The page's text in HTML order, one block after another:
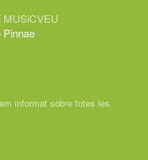
MUSiCVEU
Pinnae
informat sobre totes les